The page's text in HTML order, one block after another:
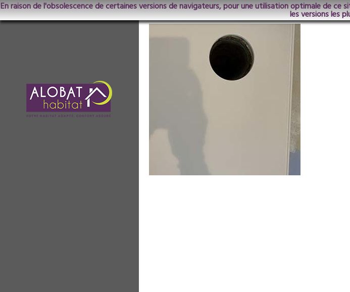
En raison de l'obsolescence de certaines versions de navigateurs, pour une utilisation optimale de
les versions les
ChantierLuneville13